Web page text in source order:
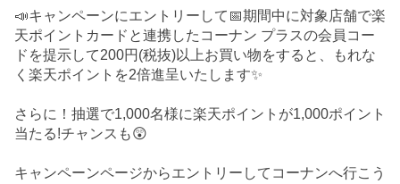
📣キャンペーンにエントリーして📅期間中に対象店舗で楽
天ポイントカードと連携したコーナン プラスの会員コー
ドを提示して200円(税抜)以上お買い物をすると、もれな
く楽天ポイントを2倍進呈いたします✨
さらに！抽選で1,000名様に楽天ポイントが1,000ポイント
当たる!チャンスも😲
キャンペーンページからエントリーしてコーナンへ行こう